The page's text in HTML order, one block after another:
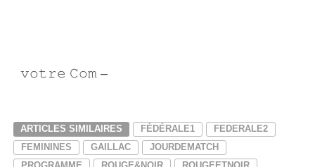
𝚟𝚘𝚝𝚛𝚎 𝙲𝚘𝚖 –
ARTICLES SIMILAIRES FÉDÉRALE1
FEDERALE2
FEMININES
GAILLAC
JOURDEMATCH